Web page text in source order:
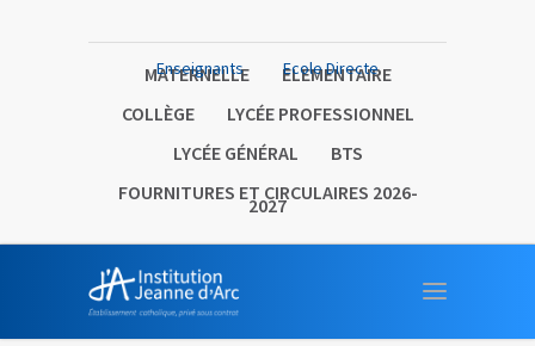
MATERNELLE
ELEMENTAIRE
COLLÈGE
LYCÉE PROFESSIONNEL
LYCÉE GÉNÉRAL
BTS
FOURNITURES ET CIRCULAIRES 2026-
2027
Enseignants Ecole Directe